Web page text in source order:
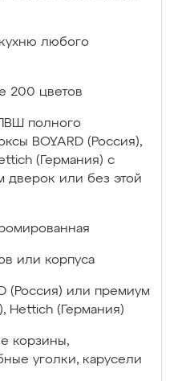
любого
200 цветов
ПВШ полного
BOYARD (Россия),
(Германия) с
дверок или без этой
или корпуса
(Россия) или премиум
Hettich (Германия)
корзины,
уголки, карусели